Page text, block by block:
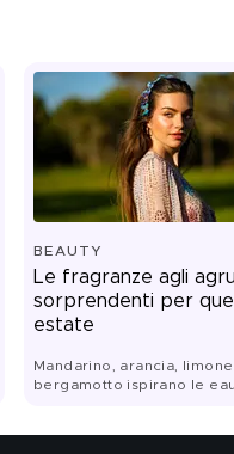
BEAUTY
Le fragranze agli
sorprendenti per
estate
Mandarino, arancia,
bergamotto ispirano le